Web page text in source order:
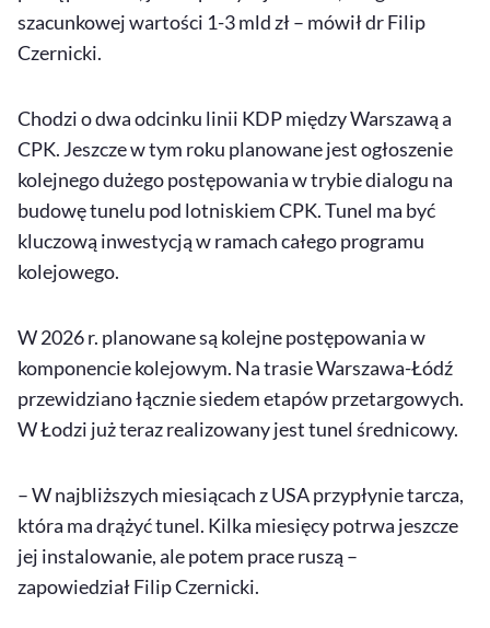
szacunkowej wartości 1-3 mld zł – mówił dr Filip
Czernicki.
Chodzi o dwa odcinku linii KDP między Warszawą a
CPK. Jeszcze w tym roku planowane jest ogłoszenie
kolejnego dużego postępowania w trybie dialogu na
budowę tunelu pod lotniskiem CPK. Tunel ma być
kluczową inwestycją w ramach całego programu
kolejowego.
W 2026 r. planowane są kolejne postępowania w
komponencie kolejowym. Na trasie Warszawa-Łódź
przewidziano łącznie siedem etapów przetargowych.
W Łodzi już teraz realizowany jest tunel średnicowy.
– W najbliższych miesiącach z USA przypłynie tarcza,
która ma drążyć tunel. Kilka miesięcy potrwa jeszcze
jej instalowanie, ale potem prace ruszą –
zapowiedział Filip Czernicki.